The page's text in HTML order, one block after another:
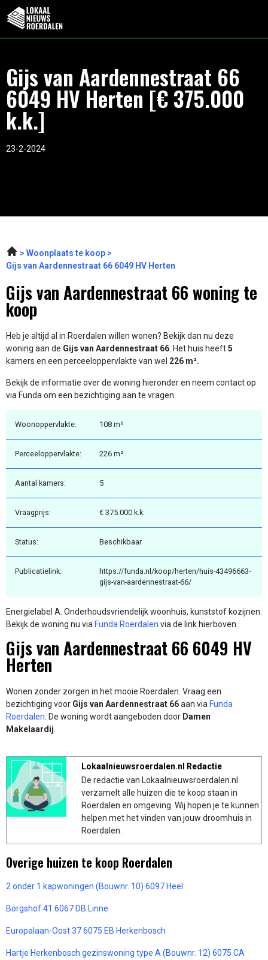
Gijs van Aardennestraat 66
6049 HV Herten [€ 375.000
k.k.]
23-2-2024
Woonplaats te koop
Gijs van Aardennestraat 66 6049 HV Herten
Gijs van Aardennestraat 66 woning te
koop
Heb je altijd al in Roerdalen willen wonen? Bekijk dan nu deze
woning aan de Gijs van Aardennestraat 66. Het huis heeft5
kamers en een perceeloppervlakte van wel 226 m².
Bekijk de informatie over de woning hieronder en neem contact op
via Funda om een bezichtiging aan te vragen.
Woonoppervlakte: 108 m²
Perceeloppervlakte: 226 m²
Aantal kamers: 5
Vraagprijs: € 375.000 k.k.
Status: Beschikbaar
Publicatielink:
https://funda.nl/koop/herten/huis-43496663-
gijs-van-aardennestraat-66/
Energielabel A. Onderhoudsvriendelijk woonhuis, kunststof kozijnen.
Bekijk de woning nu via Funda Roerdalen via de link hierboven.
Gijs van Aardennestraat 66 6049 HV
Herten
Wonen zonder zorgen in het mooie Roerdalen. Vraag een
bezichtiging voor Gijs van Aardennestraat 66aan via Funda
Roerdalen . De woning wordt aangeboden door Damen
Makelaardij
Lokaalnieuwsroerdalen.nl Redactie
De redactie van Lokaalnieuwsroerdalen.nl
verzamelt alle huizen die te koop staan in
Roerdalen en omgeving. Wij hopen je te kunnen
helpen met het vinden van jouw droomhuis in
Roerdalen.
Overige huizen te koop Roerdalen
2 onder 1 kapwoningen (Bouwnr. 10) 6097 Heel
Borgshof 41 6067 DB Linne
Europalaan-Oost 37 6075 EB Herkenbosch
Hartje Herkenbosch gezinswoning type A (Bouwnr. 12) 6075 CA